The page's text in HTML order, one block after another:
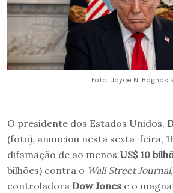
Foto: Joyce N.
O presidente dos Estados Unidos,
(foto), anunciou nesta sexta-feira,
difamação de ao menos US$ 10
bilhões) contra o Wall Street Journal
controladora Dow Jones e o